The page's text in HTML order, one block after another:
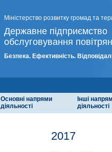
Міністерство розвитку громад та
Державне підприємство
обслуговування
Безпека. Ефективність.
Основні напрями
діяльності
Інші
діяльності
2017